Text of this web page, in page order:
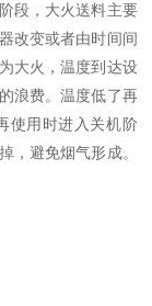
段，大火送料主要
改变或者由时间间
大火，温度到达设
浪费。温度低了再
使用时进入关机阶
，避免烟气形成。